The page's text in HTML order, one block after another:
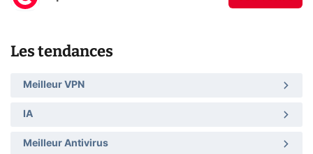
Les tendances
Meilleur VPN
IA
Meilleur Antivirus